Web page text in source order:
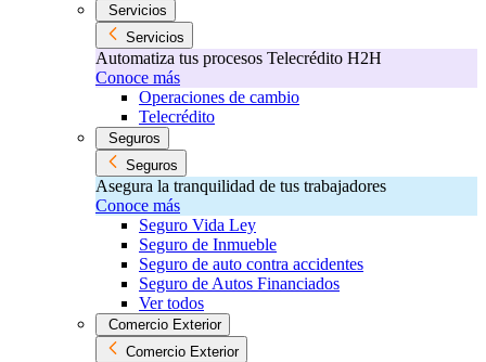
Servicios
Servicios
Automatiza tus procesos Telecrédito H2H
Conoce más
Operaciones de cambio
Telecrédito
Seguros
Seguros
Asegura la tranquilidad de tus trabajadores
Conoce más
Seguro Vida Ley
Seguro de Inmueble
Seguro de auto contra accidentes
Seguro de Autos Financiados
Ver todos
Comercio Exterior
Comercio Exterior